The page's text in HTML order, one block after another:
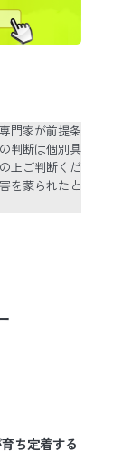
門家が前提条
判断は個別具
上ご判断くだ
を蒙られたと
ち定着する